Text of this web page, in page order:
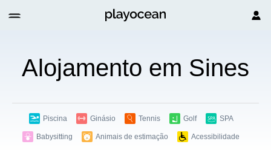
Alojamento em Sines
Piscina Ginásio Tennis Golf SPA
Babysitting Animais de estimação Acessibilidade